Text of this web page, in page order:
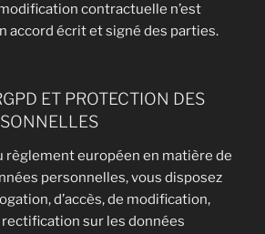
contractuelle n’est
accord écrit et signé des parties.
ET PROTECTION DES
règlement européen en matière de
personnelles, vous disposez
d’accès, de modification,
rectification sur les données